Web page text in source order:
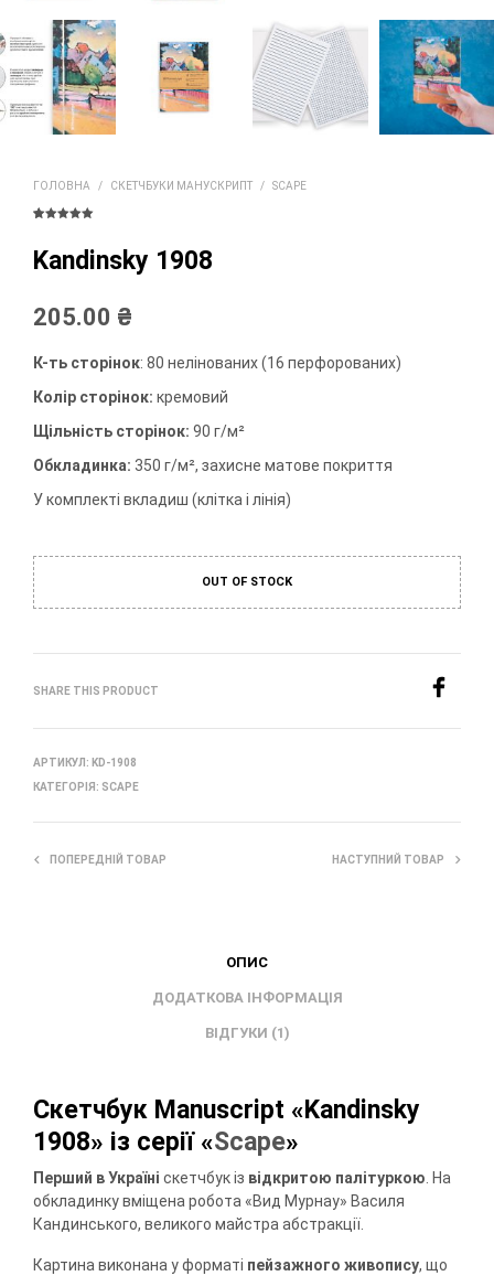
ГОЛОВНА / СКЕТЧБУКИ МАНУСКРИПТ / SCAPE
based on
customer
Kandinsky 1908
205.00 ₴
К-ть сторінок: 80 нелінованих (16 перфорованих)
Колір сторінок: кремовий
Щільність сторінок: 90 г/м²
Обкладинка: 350 г/м², захисне матове покриття
У комплекті вкладиш (клітка і лінія)
OUT OF STOCK
SHARE THIS PRODUCT
АРТИКУЛ: KD-1908
КАТЕГОРІЯ: SCAPE
ПОПЕРЕДНІЙ ТОВАР НАСТУПНИЙ ТОВАР
ОПИС
ДОДАТКОВА ІНФОРМАЦІЯ
ВІДГУКИ (1)
Скетчбук Manuscript «Kandinsky
1908» із серії «Scape»
Перший в Україні скетчбук із відкритою палітуркою. На
обкладинку вміщена робота «Вид Мурнау» Василя
Кандинського, великого майстра абстракції.
Картина виконана у форматі пейзажного живопису, що